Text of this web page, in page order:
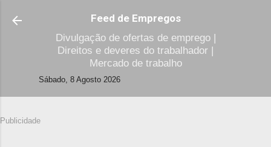
Avançar para o conteúdo principal
Feed de Empregos
Divulgação de ofertas de emprego |
Direitos e deveres do trabalhador |
Mercado de trabalho
Sábado, 8 Agosto 2026
Publicidade